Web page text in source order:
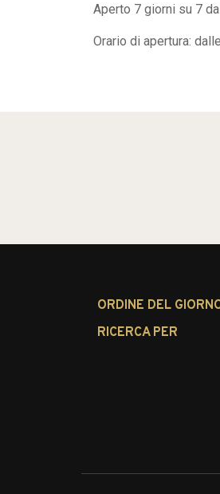
Aperto 7 giorni su 7
Orario di apertura:
ORDINE DEL
RICERCA PER